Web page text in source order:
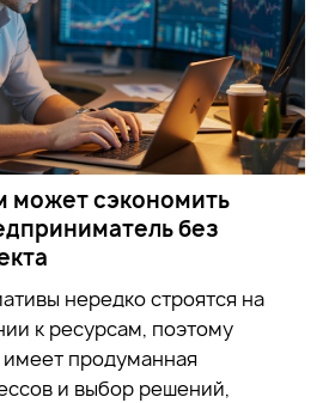
может сэкономить
без
нередко строятся на
к ресурсам, поэтому
продуманная
и выбор решений,